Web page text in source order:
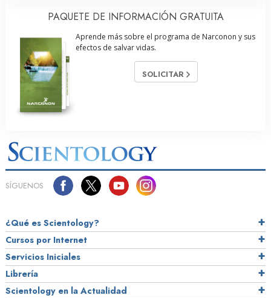
PAQUETE DE INFORMACIÓN GRATUITA
Aprende más sobre el programa de Narconon y sus
efectos de salvar vidas.
SOLICITAR
SÍGUENOS
¿Qué es Scientology?
Cursos por Internet
Servicios Iniciales
Librería
Scientology en la Actualidad